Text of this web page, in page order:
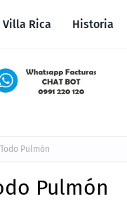
Villa Rica Historia
Pulmón
Pulmón